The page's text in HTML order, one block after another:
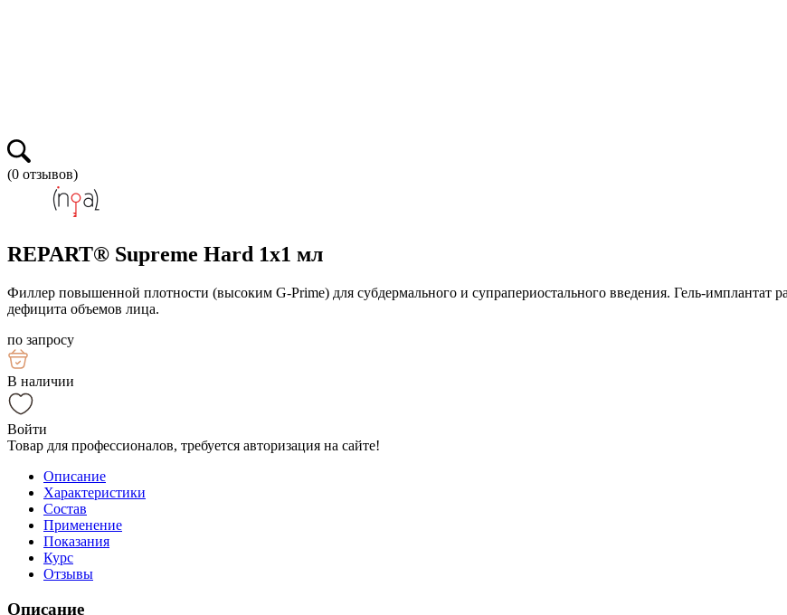
(0 отзывов)
REPART® Supreme Hard 1х1 мл
Филлер повышенной плотности (высоким G-Prime) для субдермального и супрапериостального введения. Гель-имплантат
дефицита объемов лица.
по запросу
В наличии
Войти
Товар для профессионалов, требуется авторизация на сайте!
Описание
Характеристики
Состав
Применение
Показания
Курс
Отзывы
Описание